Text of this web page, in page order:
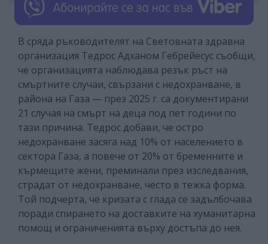
В сряда ръководителят на Световната здравна
организация Тедрос Адханом Гебрейесус съобщи,
че организацията наблюдава резък ръст на
смъртните случаи, свързани с недохранване, в
района на Газа — през 2025 г. са документирани
21 случая на смърт на деца под пет години по
тази причина. Тедрос добави, че остро
недохранване засяга над 10% от населението в
сектора Газа, а повече от 20% от бременните и
кърмещите жени, преминали през изследвания,
страдат от недохранване, често в тежка форма.
Той подчерта, че кризата с глада се задълбочава
поради спирането на доставките на хуманитарна
помощ и ограниченията върху достъпа до нея.